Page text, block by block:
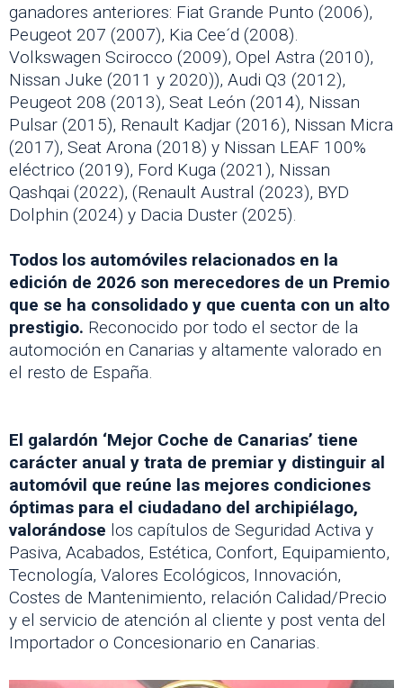
ganadores anteriores: Fiat Grande Punto (2006),
Peugeot 207 (2007), Kia Cee´d (2008).
Volkswagen Scirocco (2009), Opel Astra (2010),
Nissan Juke (2011 y 2020)), Audi Q3 (2012),
Peugeot 208 (2013), Seat León (2014), Nissan
Pulsar (2015), Renault Kadjar (2016), Nissan Micra
(2017), Seat Arona (2018) y Nissan LEAF 100%
eléctrico (2019), Ford Kuga (2021), Nissan
Qashqai (2022), (Renault Austral (2023), BYD
Dolphin (2024) y Dacia Duster (2025).
Todos los automóviles relacionados en la
edición de 2026 son merecedores de un Premio
que se ha consolidado y que cuenta con un alto
prestigio. Reconocido por todo el sector de la
automoción en Canarias y altamente valorado en
el resto de España.
El galardón ‘Mejor Coche de Canarias’ tiene
carácter anual y trata de premiar y distinguir al
automóvil que reúne las mejores condiciones
óptimas para el ciudadano del archipiélago,
valorándose los capítulos de Seguridad Activa y
Pasiva, Acabados, Estética, Confort, Equipamiento,
Tecnología, Valores Ecológicos, Innovación,
Costes de Mantenimiento, relación Calidad/Precio
y el servicio de atención al cliente y post venta del
Importador o Concesionario en Canarias.